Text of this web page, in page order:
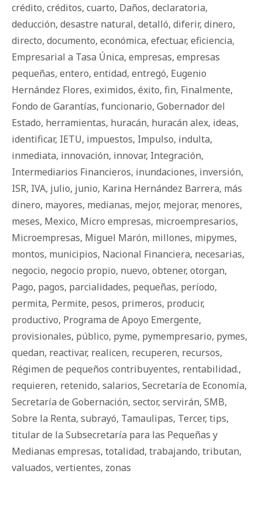
crédito, créditos, cuarto, Daños, declaratoria,
deducción, desastre natural, detalló, diferir, dinero,
directo, documento, económica, efectuar, eficiencia,
Empresarial a Tasa Única, empresas, empresas
pequeñas, entero, entidad, entregó, Eugenio
Hernández Flores, eximidos, éxito, fin, Finalmente,
Fondo de Garantías, funcionario, Gobernador del
Estado, herramientas, huracán, huracán alex, ideas,
identificar, IETU, impuestos, Impulso, indulta,
inmediata, innovación, innovar, Integración,
Intermediarios Financieros, inundaciones, inversión,
ISR, IVA, julio, junio, Karina Hernández Barrera, más
dinero, mayores, medianas, mejor, mejorar, menores,
meses, Mexico, Micro empresas, microempresarios,
Microempresas, Miguel Marón, millones, mipymes,
montos, municipios, Nacional Financiera, necesarias,
negocio, negocio propio, nuevo, obtener, otorgan,
Pago, pagos, parcialidades, pequeñas, período,
permita, Permite, pesos, primeros, producir,
productivo, Programa de Apoyo Emergente,
provisionales, público, pyme, pymempresario, pymes,
quedan, reactivar, realicen, recuperen, recursos,
Régimen de pequeños contribuyentes, rentabilidad.,
requieren, retenido, salarios, Secretaría de Economía,
Secretaría de Gobernación, sector, servirán, SMB,
Sobre la Renta, subrayó, Tamaulipas, Tercer, tips,
titular de la Subsecretaría para las Pequeñas y
Medianas empresas, totalidad, trabajando, tributan,
valuados, vertientes, zonas